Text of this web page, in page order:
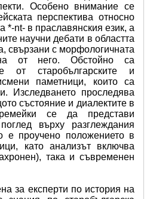
Особено внимание се
перспектива относно
*-nt- в праславянския език, а
научни дебати в областта
свързани с морфологичната
от него. Обстойно са
от старобългарските и
паметници, които са
Изследването проследява
състояние и диалектите в
се да представи
върху разглеждания
е проучено положението в
като анализът включва
така и съвременен
за експерти по история на